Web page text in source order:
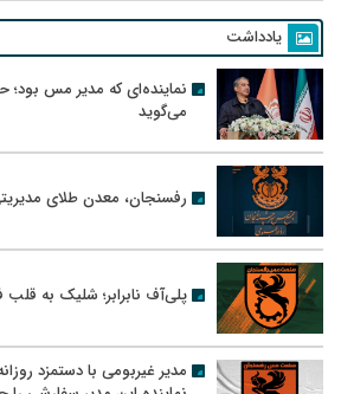
یادداشت
نماینده‌ای که مدیر مس بود؛
می‌گوید
رفسنجان، معدن طلای
پلی‌آف نابرابر؛ شلیک به